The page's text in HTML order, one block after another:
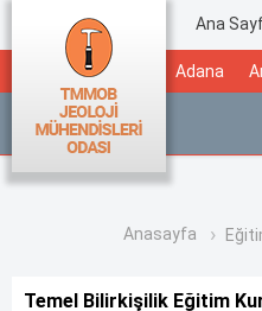
Ana
Adana
Anasayfa
Temel Bilirkişilik Eğitim